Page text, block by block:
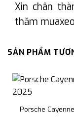
Xin chân
thăm
SẢN PHẨM
Porsche